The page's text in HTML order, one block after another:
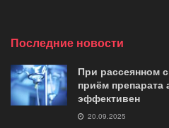
Последние новости
При рассеянном
приём препарата
эффективен
20.09.2025